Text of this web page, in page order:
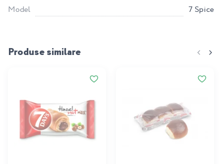
Model
7 Spice
Produse similare